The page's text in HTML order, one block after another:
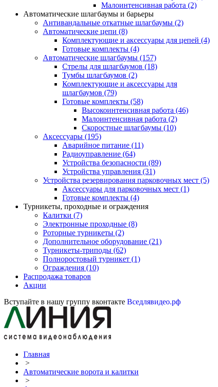
Малоинтенсивная работа (2)
Автоматические шлагбаумы и барьеры
Антивандальные откатные шлагбаумы (2)
Автоматические цепи (8)
Комплектующие и аксессуары для цепей (4)
Готовые комплекты (4)
Автоматические шлагбаумы (157)
Стрелы для шлагбаумов (18)
Тумбы шлагбаумов (2)
Комплектующие и аксессуары для
шлагбаумов (79)
Готовые комплекты (58)
Высокоинтенсивная работа (46)
Малоинтенсивная работа (2)
Скоростные шлагбаумы (10)
Аксессуары (195)
Аварийное питание (11)
Радиоуправление (64)
Устройства безопасности (89)
Устройства управления (31)
Устройства резервирования парковочных мест (5)
Аксессуары для парковочных мест (1)
Готовые комплекты (4)
Турникеты, проходные и ограждения
Калитки (7)
Электронные проходные (8)
Роторные турникеты (2)
Дополнительное оборудование (21)
Турникеты-триподы (62)
Полноростовый турникет (1)
Ограждения (10)
Распродажа товаров
Акции
Вступайте в нашу группу вконтакте Вседлявидео.рф
Главная
>
Автоматические ворота и калитки
>